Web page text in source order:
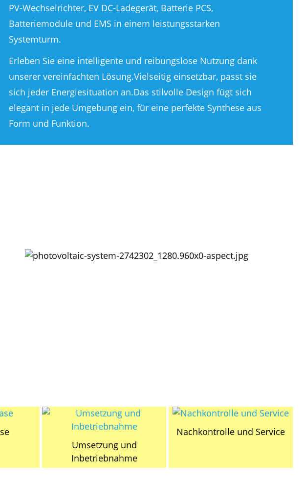
PV-Wechselrichter, EV DC-Ladegerät, Batterie PCS,
Batteriemodule und EMS in einem leistungsstarken
Systemturm.
Erleben Sie eine intelligente und reibungslose Nutzung dank
unserer vereinfachten Lösung.Vielseitig einsetzbar, passt sie
sich jeder Energiesituation an.Das stilvolle Design fügt sich
elegant in jede Umgebung ein, für eine perfekte Synthese aus
Form und Funktion.
Umsetzung und
Inbetriebnahme
Nachkontrolle und Service